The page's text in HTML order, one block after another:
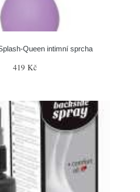
Queen intimní sprcha
419 Kč